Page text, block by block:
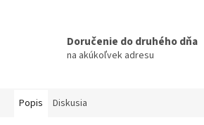
Doručenie do druhého dňa
na akúkoľvek adresu
Popis Diskusia